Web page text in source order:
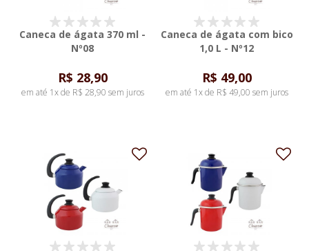
Caneca de ágata 370 ml -
Nº08
R$ 28,90
em até 1x de R$ 28,90 sem juros
Caneca de ágata com bico
1,0 L - Nº12
R$ 49,00
em até 1x de R$ 49,00 sem juros